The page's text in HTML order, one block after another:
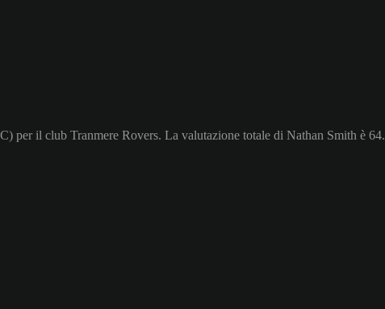
per il club Tranmere Rovers. La valutazione totale di Nathan Smith è 64.